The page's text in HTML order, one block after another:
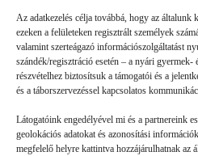
Az adatkezelés célja továbbá, hogy az általunk
ezeken a felületeken regisztrált személyek
valamint szerteágazó információszolgáltatást
szándék/regisztráció esetén – a nyári
részvételhez biztosítsuk a támogatói és a
és a táborszervezéssel kapcsolatos
Látogatóink engedélyével mi és a partnereink
geolokációs adatokat és azonosítási
megfelelő helyre kattintva hozzájárulhatnak az
Ki lesz a 23 ezredik
TÁBORVILÁG 2020. 07. 13.
Egyszer volt, hol nem volt, volt
alkalommal nyitja meg kapuit a
közösségbe vágyó 7–17 éves…